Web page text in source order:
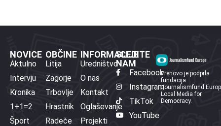
NOVICE
Aktulno
Intervju
Kronika
1+1=2
Šport
OBČINE
Litija
Zagorje
Trbovlje
Hrastnik
Radeče
INFORMACIJE
Uredništvo
O nas
Kontakt
Oglaševanje
Projekti
SLEDITE
NAM
Facebook
Instagram
TikTok
YouTube
Prenovo je podprla
fundacija
Journalismfund
Local Media for
Democracy.